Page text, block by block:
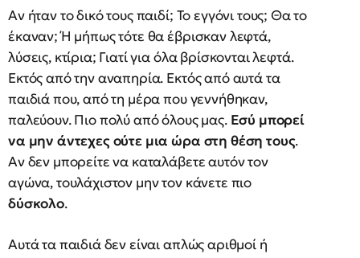
Αν ήταν το δικό τους παιδί; Το εγγόνι τους; Θα το
έκαναν; Ή μήπως τότε θα έβρισκαν λεφτά,
λύσεις, κτίρια; Γιατί για όλα βρίσκονται λεφτά.
Εκτός από την αναπηρία. Εκτός από αυτά τα
παιδιά που, από τη μέρα που γεννήθηκαν,
παλεύουν. Πιο πολύ από όλους μας. Εσύ μπορεί
να μην άντεχες ούτε μια ώρα στη θέση τους.
Αν δεν μπορείτε να καταλάβετε αυτόν τον
αγώνα, τουλάχιστον μην τον κάνετε πιο
δύσκολο.
Αυτά τα παιδιά δεν είναι απλώς αριθμοί ή